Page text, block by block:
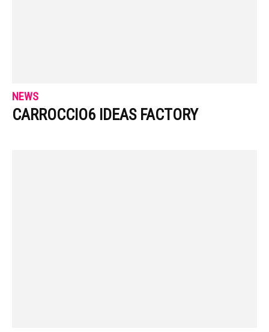
NEWS
CARROCCIO6 IDEAS FACTORY